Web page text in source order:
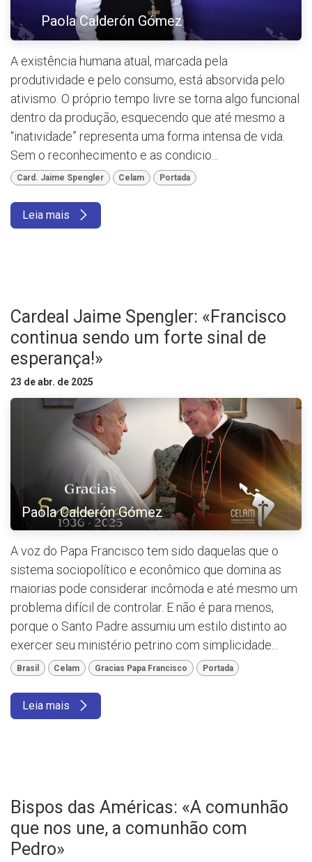
Paola Calderón Gómez
A existência humana atual, marcada pela
produtividade e pelo consumo, está absorvida pelo
ativismo. O próprio tempo livre se torna algo funcional
dentro da produção, esquecendo que até mesmo a
“inatividade” representa uma forma intensa de vida.
Sem o reconhecimento e as condicio...
Card. Jaime Spengler Celam Portada
Leia mais
Cardeal Jaime Spengler: «Francisco
continua sendo um forte sinal de
esperança!»
23 de abr. de 2025
Paola Calderón Gómez
A voz do Papa Francisco tem sido daquelas que o
sistema sociopolítico e econômico que domina as
maiorias pode considerar incômoda e até mesmo um
problema difícil de controlar. E não é para menos,
porque o Santo Padre assumiu um estilo distinto ao
exercer seu ministério petrino com simplicidade...
Brasil Celam Gracias Papa Francisco Portada
Leia mais
Bispos das Américas: «A comunhão
que nos une, a comunhão com
Pedro»